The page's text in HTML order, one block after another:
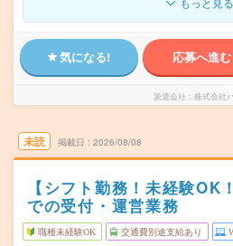
気になる! 応募へ進む
派遣会社 株式会社
未読 掲載日 2026/08/08
【シフト勤務！未経験OK
での受付・運営業務
職種未経験OK 交通費別途支給あり